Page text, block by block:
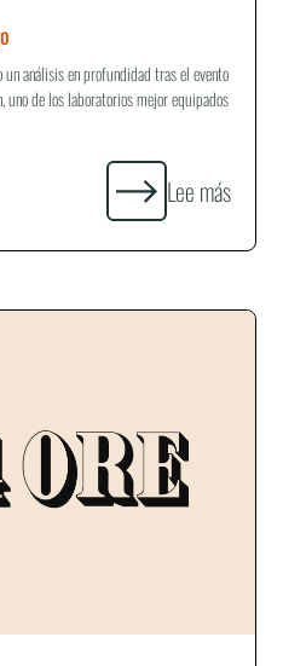
análisis en profundidad tras el evento
uno de los laboratorios mejor equipados
Lee más